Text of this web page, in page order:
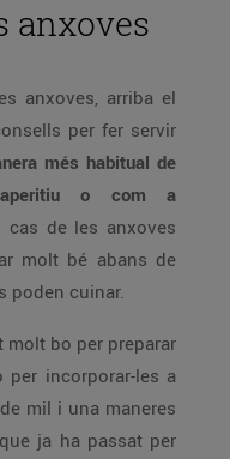
anxoves
anxoves, arriba el
per fer servir
més habitual de
o com a
cas de les anxoves
molt bé abans de
poden cuinar.
molt bo per preparar
incorporar-les a
mil i una maneres
ja ha passat per